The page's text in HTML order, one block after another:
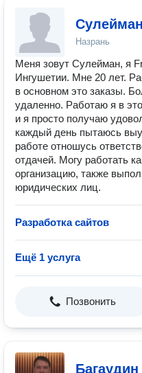
Назрань
Меня зовут Сулейман, я
Ингушетии. Мне 20 лет.
в основном это заказы.
удаленно. Работаю я в
и я просто получаю
каждый день пытаюсь
работе отношусь
отдачей. Могу работать
организацию, также
юридических лиц.
Разработка сайтов
Ещё 1 услуга
Позвонить